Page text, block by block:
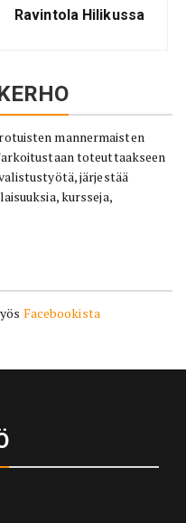
Post:
Ravintola Hilikussa
mannermaisten
toteuttaakseen
järjestää
kursseja,
Facebookista